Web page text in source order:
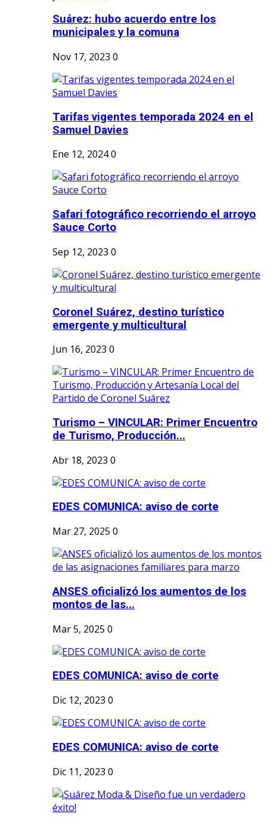
Suárez: hubo acuerdo entre los
municipales y la comuna
Nov 17, 2023 0
Tarifas vigentes temporada 2024 en el
Samuel Davies
Ene 12, 20240
Safari fotográfico recorriendo el arroyo
Sauce Corto
Sep 12, 2023 0
Coronel Suárez, destino turístico
emergente y multicultural
Jun 16, 2023 0
Turismo – VINCULAR: Primer Encuentro
de Turismo, Producción...
Abr 18, 2023 0
EDES COMUNICA: aviso de corte
Mar 27, 2025 0
ANSES oficializó los aumentos de los
montos de las...
Mar 5, 2025 0
EDES COMUNICA: aviso de corte
Dic 12, 2023 0
EDES COMUNICA: aviso de corte
Dic 11, 2023 0